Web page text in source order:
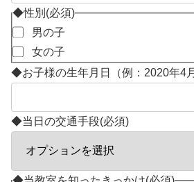
◆性別 (必須)
男の子
女の子
◆お子様の生年月日（例：2020年4
◆当日の交通手段(必須)